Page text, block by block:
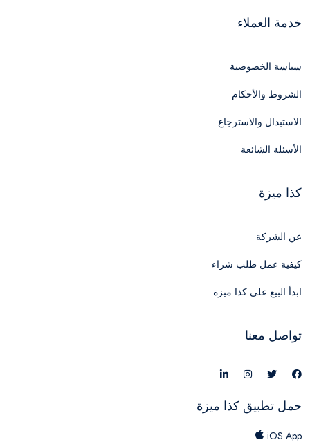
خدمة العملاء
سياسة الخصوصية
الشروط والأحكام
الاستبدال والاسترجاع
الأسئلة الشائعة
كذا ميزة
عن الشركة
كيفية عمل طلب شراء
ابدأ البيع علي كذا ميزة
تواصل معنا
حمل تطبيق كذا ميزة
iOS App